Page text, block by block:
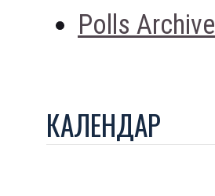
Polls Archive
КАЛЕНДАР